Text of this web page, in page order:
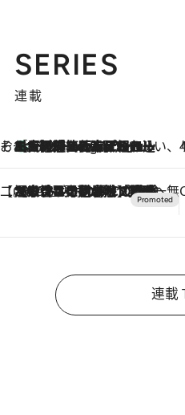
SERIES
連載
そおだよおこの関西おいしい、おやつ紀行6 Hours Ago
［大阪府箕面市］一皿一皿目の前で仕上げられる、料理を巧みに組み込んだアシェットデセールコース「ミチル アシェット デセール（Michiru assiette dessert）」
【CREA×星野リゾート】唯一無二。癒しと発見が待つ場所へ
2026.8.7
【トンボの足水浴】ヒノキの香りに包まれて涼感マックス！約13℃の湧水かけ流しを避暑地「星野温泉 トンボの湯」で体験
連載